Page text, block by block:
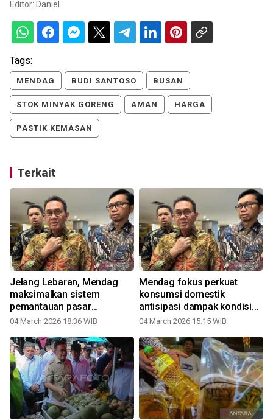
Editor: Daniel
Tags:
MENDAG BUDI SANTOSO BUSAN
STOK MINYAK GORENG AMAN HARGA
PASTIK KEMASAN
Terkait
Jelang Lebaran, Mendag
maksimalkan sistem
pemantauan pasar
kendalikan harga pangan
04 March 2026 18:36 WIB
Mendag fokus perkuat
konsumsi domestik
antisipasi dampak kondisi
Timur Tengah
04 March 2026 15:15 WIB